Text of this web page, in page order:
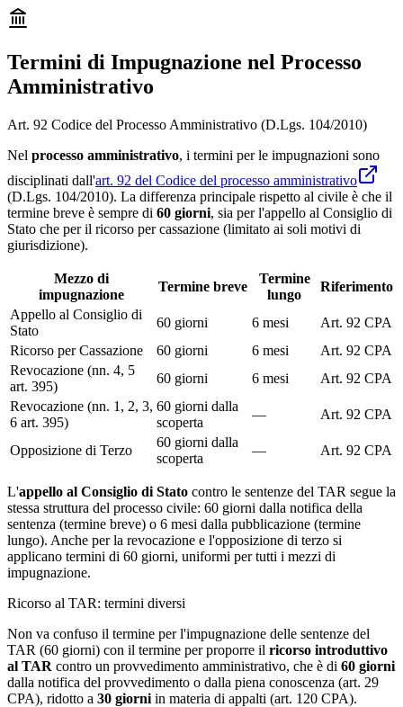
Termini di Impugnazione nel Processo
Amministrativo
Art. 92 Codice del Processo Amministrativo (D.Lgs. 104/2010)
Nel processo amministrativo, i termini per le impugnazioni sono
disciplinati dall'art. 92 del Codice del processo amministrativo
(D.Lgs. 104/2010). La differenza principale rispetto al civile è che il
termine breve è sempre di 60 giorni, sia per l'appello al Consiglio di
Stato che per il ricorso per cassazione (limitato ai soli motivi di
giurisdizione).
Mezzo di
impugnazione
Termine breve
Termine
lungo
Riferimento
Appello al Consiglio di
Stato
60 giorni 6 mesi
Art. 92 CPA
Ricorso per Cassazione
60 giorni 6 mesi
Art. 92 CPA
Revocazione (nn. 4, 5
art. 395)
60 giorni 6 mesi
Art. 92 CPA
Revocazione (nn. 1, 2, 3,
6 art. 395)
60 giorni dalla
scoperta
— Art. 92 CPA
Opposizione di Terzo
60 giorni dalla
scoperta
— Art. 92 CPA
L'appello al Consiglio di Stato contro le sentenze del TAR segue la
stessa struttura del processo civile: 60 giorni dalla notifica della
sentenza (termine breve) o 6 mesi dalla pubblicazione (termine
lungo). Anche per la revocazione e l'opposizione di terzo si
applicano termini di 60 giorni, uniformi per tutti i mezzi di
impugnazione.
Ricorso al TAR: termini diversi
Non va confuso il termine per l'impugnazione delle sentenze del
TAR (60 giorni) con il termine per proporre il ricorso introduttivo
al TAR contro un provvedimento amministrativo, che è di 60 giorni
dalla notifica del provvedimento o dalla piena conoscenza (art. 29
CPA), ridotto a 30 giorni in materia di appalti (art. 120 CPA).